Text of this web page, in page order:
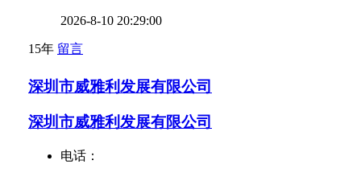
2026-8-10 20:29:00
15年 留言
深圳市威雅利发展有限公司
深圳市威雅利发展有限公司
电话：